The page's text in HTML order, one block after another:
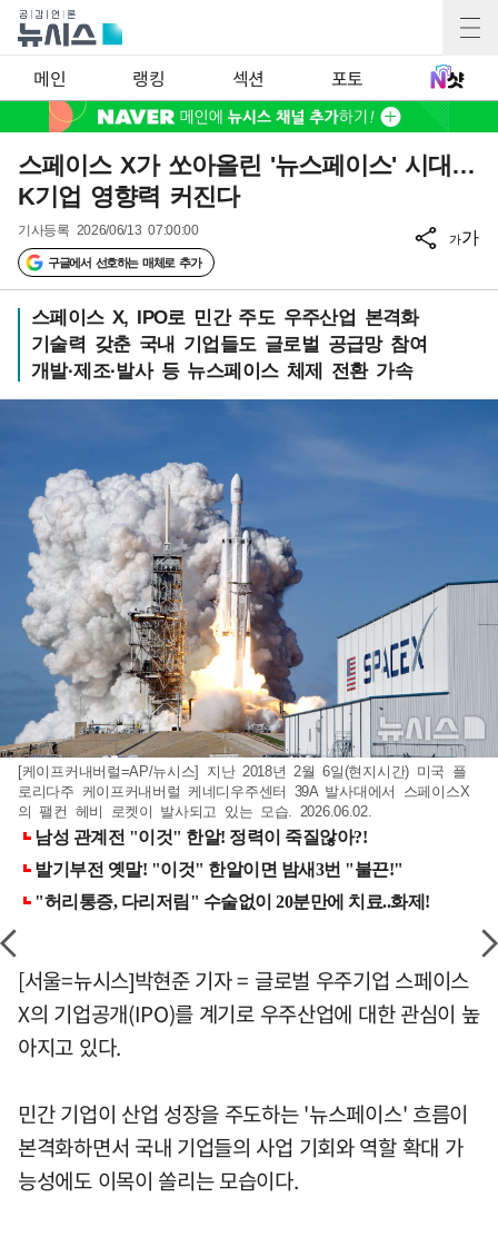
메인 랭킹 섹션 포토
스페이스 X가 쏘아올린 '뉴스페이스' 시대…
K기업 영향력 커진다
기사등록 2026/06/13 07:00:00
구글에서 선호하는 매체로 추가
가가
스페이스 X, IPO로 민간 주도 우주산업 본격화
기술력 갖춘 국내 기업들도 글로벌 공급망 참여
개발·제조·발사 등 뉴스페이스 체제 전환 가속
[케이프커내버럴=AP/뉴시스] 지난 2018년 2월 6일(현지시간) 미국 플
로리다주 케이프커내버럴 케네디우주센터 39A 발사대에서 스페이스X
의 팰컨 헤비 로켓이 발사되고 있는 모습. 2026.06.02.
[서울=뉴시스]박현준 기자 = 글로벌 우주기업 스페이스
X의 기업공개(IPO)를 계기로 우주산업에 대한 관심이 높
아지고 있다.
민간 기업이 산업 성장을 주도하는 '뉴스페이스' 흐름이
본격화하면서 국내 기업들의 사업 기회와 역할 확대 가
능성에도 이목이 쏠리는 모습이다.